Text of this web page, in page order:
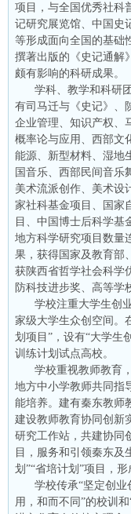
项目，与全国优秀社科
记研究展览馆、中国史
等形成面向全国的基础
撰著出版的《史记通解
颇有影响的科研成果。
学科、教学和科研
有司马迁与《史记》、
企业管理、知识产权、
概率论与应用、西部文
能源、新型材料、湿地
国音乐、西部民间音乐
美术流派创作、美术设
家社科基金项目、国家
目、中国博士后科学基
地方科学研究项目数量
果，获得国家及教育部
获陕西省哲学社会科学
防科技进步奖、高等学
学校注重大学生创
家级大学生众创空间。
划项目”，设有“大学生
训练计划试点高校。
学校重视教师教育
地方中小学教师共同指
能培养。建有秦东教师
建设教师教育协同创新
研究工作站，共建协同
目，服务和引领秦东及
划”“省培计划”项目，
学校传承“坚定创
用，和而不同”的校训